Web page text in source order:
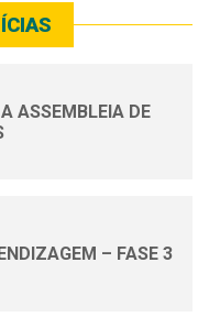
ASSEMBLEIA DE
– FASE 3